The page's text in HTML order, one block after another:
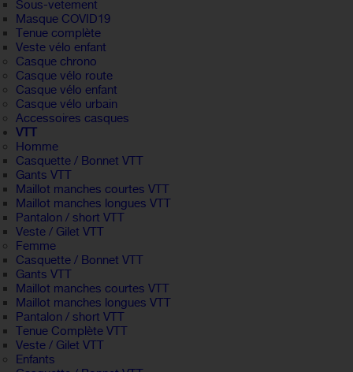
Sous-vetement
Masque COVID19
Tenue complète
Veste vélo enfant
Casque chrono
Casque vélo route
Casque vélo enfant
Casque vélo urbain
Accessoires casques
VTT
Homme
Casquette / Bonnet VTT
Gants VTT
Maillot manches courtes VTT
Maillot manches longues VTT
Pantalon / short VTT
Veste / Gilet VTT
Femme
Casquette / Bonnet VTT
Gants VTT
Maillot manches courtes VTT
Maillot manches longues VTT
Pantalon / short VTT
Tenue Complète VTT
Veste / Gilet VTT
Enfants